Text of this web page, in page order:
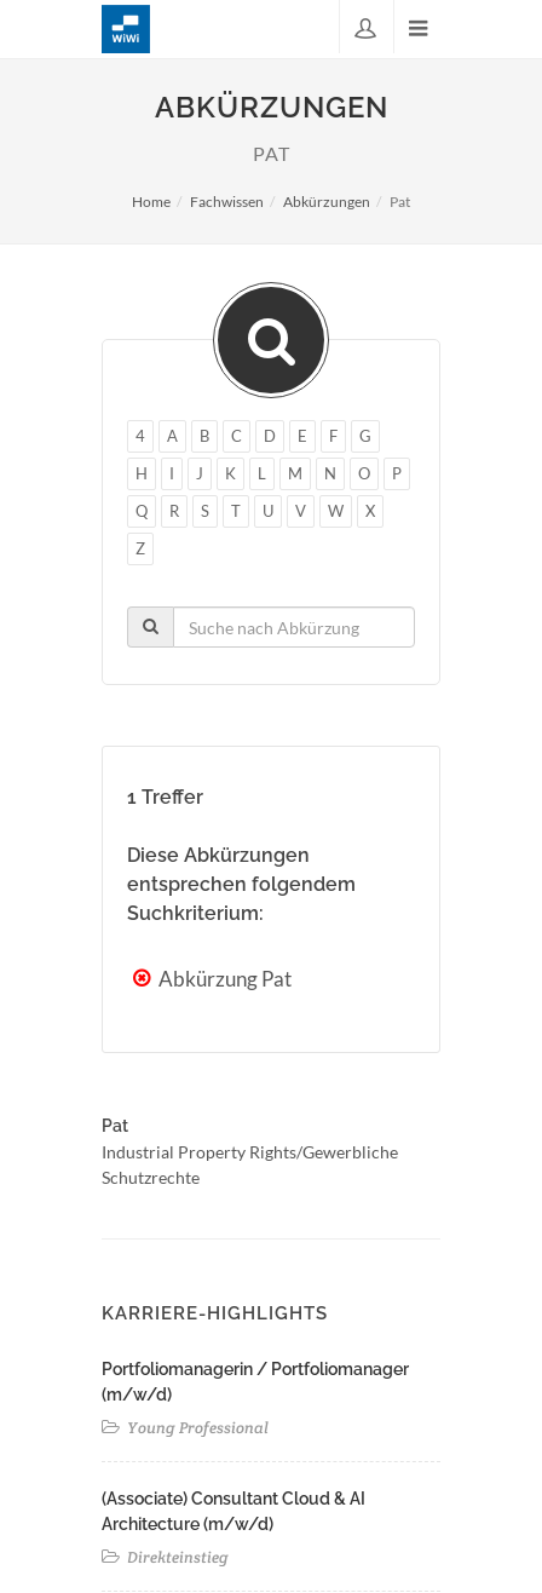
ABKÜRZUNGEN
PAT
Home Fachwissen Abkürzungen Pat
4 A B C D E F
G
H
I J K L M N O
P
Q
R S T U V W
X
Z
1 Treffer
Diese Abkürzungen
entsprechen folgendem
Suchkriterium:
Abkürzung Pat
Pat
Industrial Property Rights/Gewerbliche
Schutzrechte
KARRIERE-HIGHLIGHTS
Portfoliomanagerin / Portfoliomanager
(m/w/d)
Young Professional
(Associate) Consultant Cloud & AI
Architecture (m/w/d)​ ​
Direkteinstieg